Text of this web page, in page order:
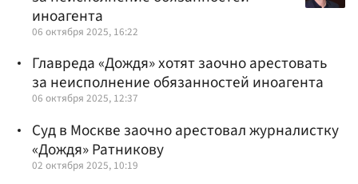
иноагента
06 октября 2025, 16:22
Главреда «Дождя» хотят заочно арестовать
за неисполнение обязанностей иноагента
06 октября 2025, 12:37
Суд в Москве заочно арестовал журналистку
«Дождя» Ратникову
02 октября 2025, 10:19